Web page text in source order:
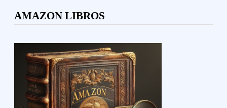
AMAZON LIBROS